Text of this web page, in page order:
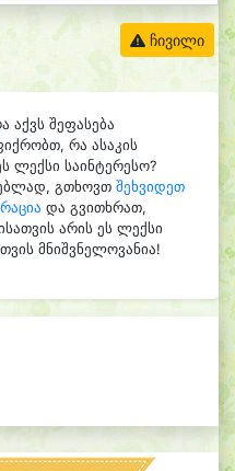
ჩივილი
აქვს შეფასება
რა ასაკის
ლექსი საინტერესო?
გთხოვთ შეხვიდეთ
და გვითხრათ,
არის ეს ლექსი
მნიშვნელოვანია!